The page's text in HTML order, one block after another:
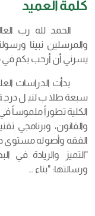
كلمة العميد
الحمد لله رب
والمرسلين نبينا
يسرني أن أرحب بكم في
سبعة طلاب لنيل
الكلية تطوراً ملموساً في
والقانون، وبرنامجي
الفقه وأصوله مستوى
"التميز والريادة في
ورسالتها: "بناء …